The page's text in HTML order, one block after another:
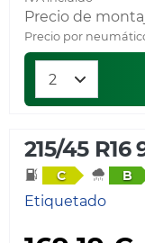
Precio de
Precio por
215/45 R16
C B
Etiquetado